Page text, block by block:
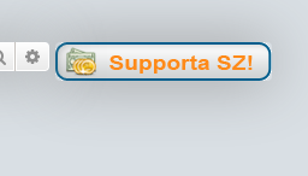
Cerca Ricerca avanzata